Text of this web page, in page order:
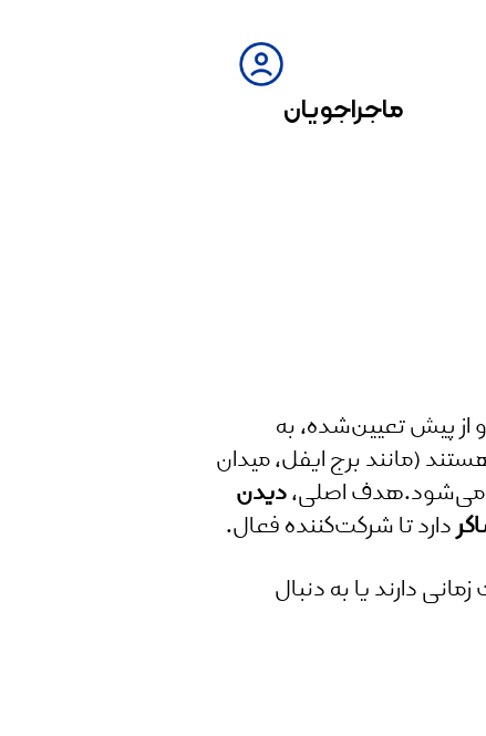
ماجراجویان
از پیش تعیین‌شده، به
(مانند برج ایفل، میدان
می‌شود.هدف اصلی،دیدن
دارد تا شرکت‌کننده فعال.
دارند یا به دنبال